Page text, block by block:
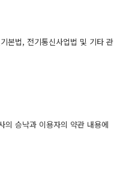
본법, 전기통신사업법 및 기타 관
의 승낙과 이용자의 약관 내용에